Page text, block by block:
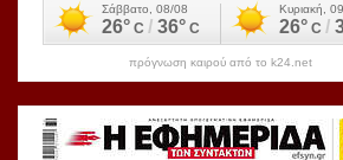
πρόγνωση καιρού από το k24.net